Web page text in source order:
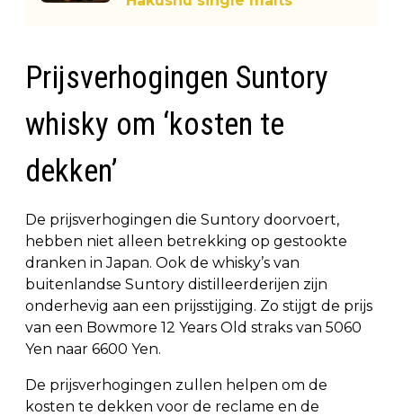
Prijsverhogingen Suntory
whisky om ‘kosten te
dekken’
De prijsverhogingen die Suntory doorvoert,
hebben niet alleen betrekking op gestookte
dranken in Japan. Ook de whisky’s van
buitenlandse Suntory distilleerderijen zijn
onderhevig aan een prijsstijging. Zo stijgt de prijs
van een Bowmore 12 Years Old straks van 5060
Yen naar 6600 Yen.
De prijsverhogingen zullen helpen om de
kosten te dekken voor de reclame en de